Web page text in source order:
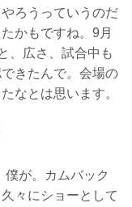
ろうっていうのだ
かもですね。9月
、広さ、試合中も
きたんで。会場の
なとは思います。
が。カムバック
々にショーとして